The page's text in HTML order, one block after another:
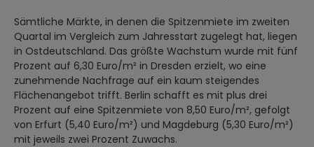
Sämtliche Märkte, in denen die Spitzenmiete im zweiten
Quartal im Vergleich zum Jahresstart zugelegt hat, liegen
in Ostdeutschland. Das größte Wachstum wurde mit fünf
Prozent auf 6,30 Euro/m² in Dresden erzielt, wo eine
zunehmende Nachfrage auf ein kaum steigendes
Flächenangebot trifft. Berlin schafft es mit plus drei
Prozent auf eine Spitzenmiete von 8,50 Euro/m², gefolgt
von Erfurt (5,40 Euro/m²) und Magdeburg (5,30 Euro/m²)
mit jeweils zwei Prozent Zuwachs.